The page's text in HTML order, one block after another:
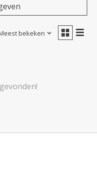
bekeken